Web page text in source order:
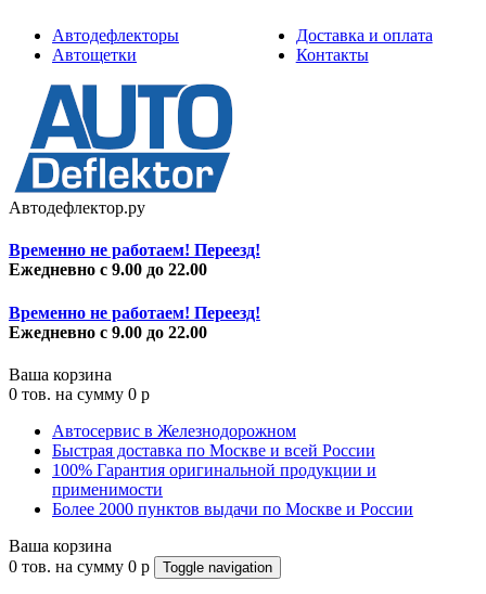
Автодефлекторы
Автощетки
Доставка и оплата
Контакты
Автодефлектор.ру
Временно не работаем! Переезд!
Ежедневно с 9.00 до 22.00
Временно не работаем! Переезд!
Ежедневно с 9.00 до 22.00
Ваша корзина
0 тов. на сумму 0 p
Автосервис в Железнодорожном
Быстрая доставка по Москве и всей России
100% Гарантия оригинальной продукции и
применимости
Более 2000 пунктов выдачи по Москве и России
Ваша корзина
0 тов. на сумму 0 p Toggle navigation